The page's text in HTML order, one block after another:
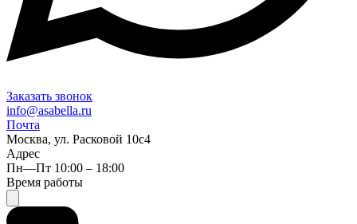
Заказать звонок
info@asabella.ru
Почта
Москва, ул. Расковой 10с4
Адрес
Пн—Пт 10:00 – 18:00
Время работы